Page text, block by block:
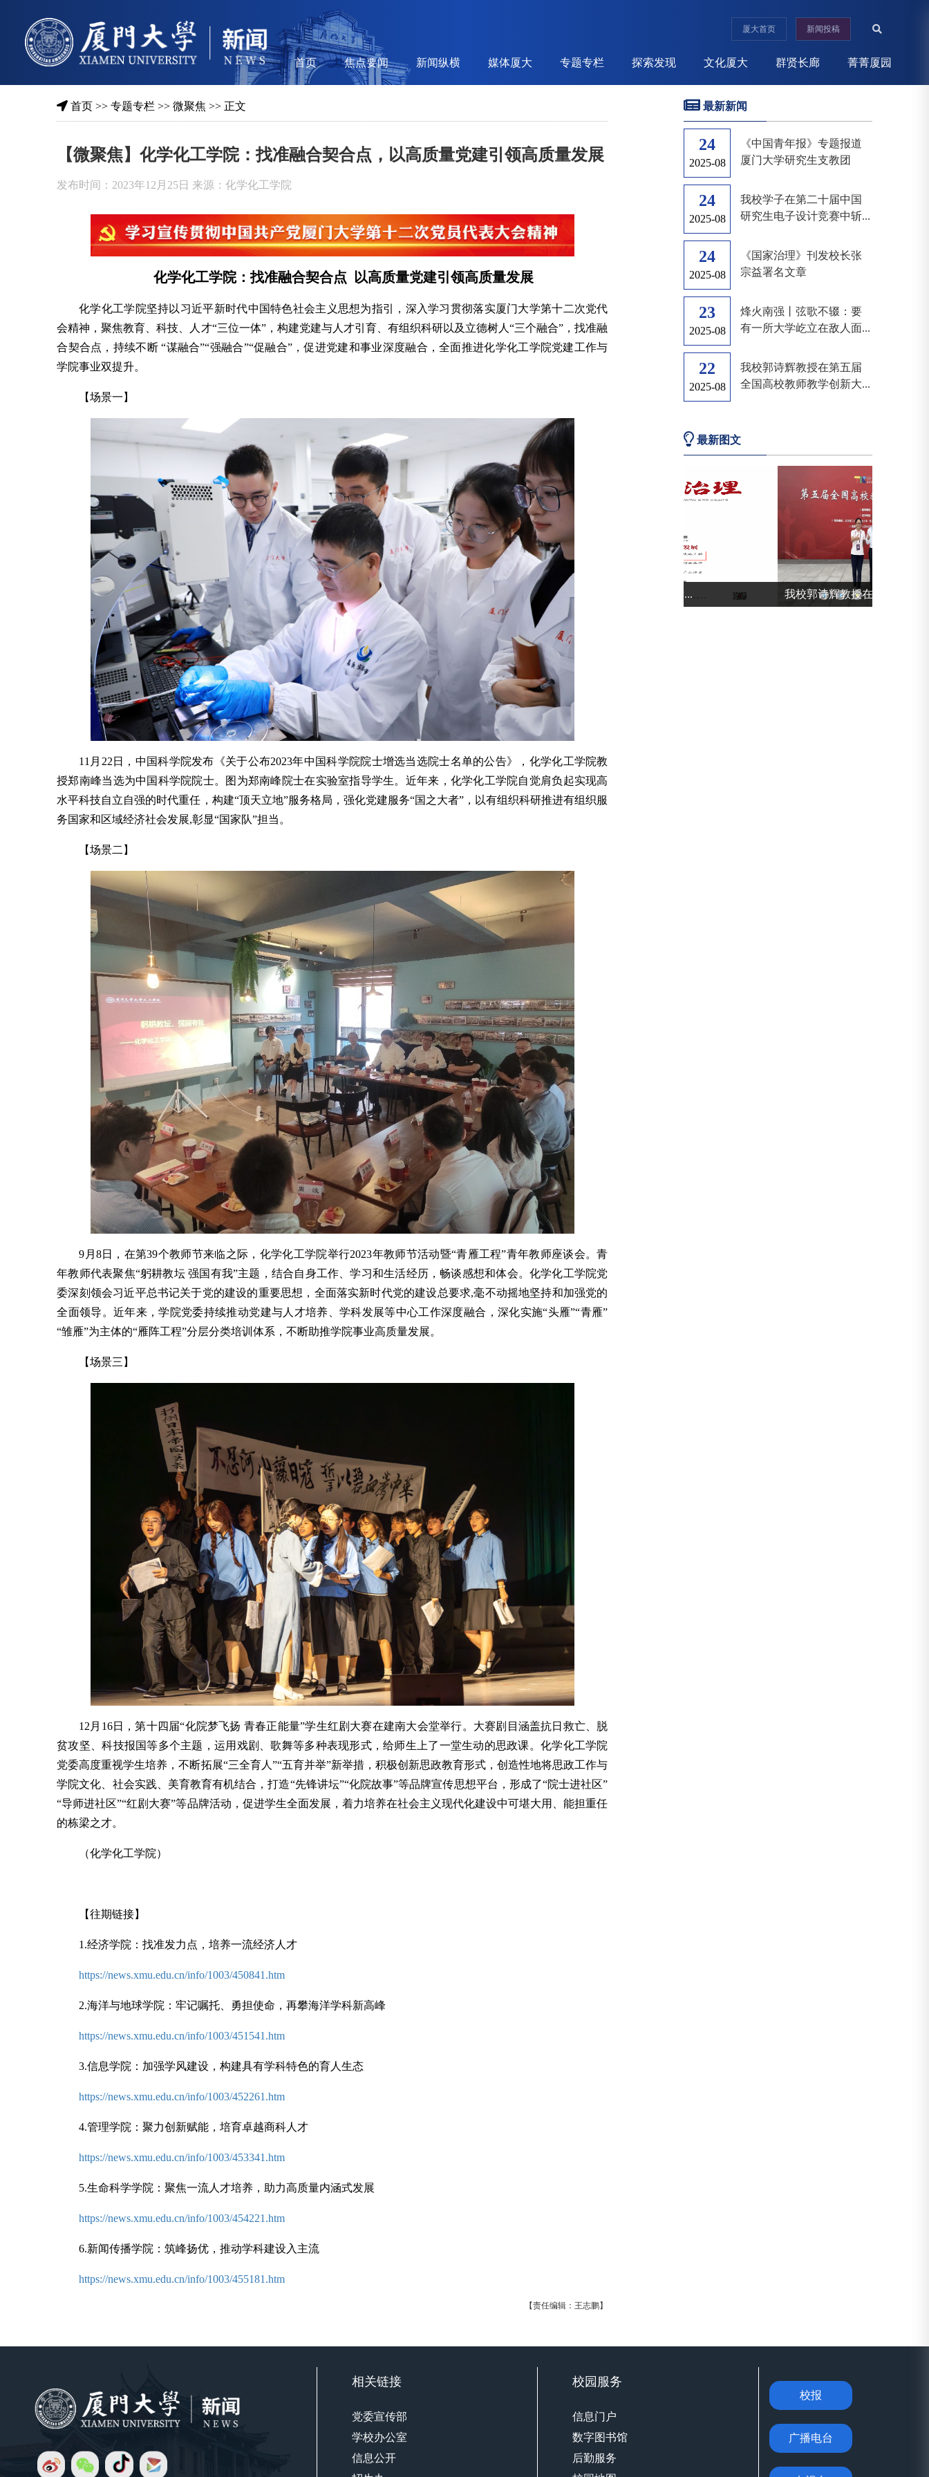
厦大首页 新闻投稿
首页 焦点要闻 新闻纵横 媒体厦大 专题专栏 探索发现 文化厦大 群贤长廊 菁菁厦园
首页 >>专题专栏 >>微聚焦 >> 正文
【微聚焦】化学化工学院：找准融合契合点，以高质量党建引领高质量发展
发布时间：2023年12月25日 来源：化学化工学院
化学化工学院： 找准融合契合点 以高质量党建引领高质量发展
化学化工学院坚持以习近平新时代中国特色社会主义思想为指引，深入学习贯彻落实厦门大学第十二次党代
会精神，聚焦教育、科技、人才“三位一体”，构建党建与人才引育、有组织科研以及立德树人“三个融合”，找准融
合契合点，持续不断 “谋融合”“强融合”“促融合”，促进党建和事业深度融合，全面推进化学化工学院党建工作与
学院事业双提升。
【场景一】
11月22日，中国科学院发布《关于公布2023年中国科学院院士增选当选院士名单的公告》，化学化工学院教
授郑南峰当选为中国科学院院士。图为郑南峰院士在实验室指导学生。近年来，化学化工学院自觉肩负起实现高
水平科技自立自强的时代重任，构建“顶天立地”服务格局，强化党建服务“国之大者”，以有组织科研推进有组织服
务国家和区域经济社会发展,彰显“国家队”担当。
【场景二】
9月8日，在第39个教师节来临之际，化学化工学院举行2023年教师节活动暨“青雁工程”青年教师座谈会。青
年教师代表聚焦“躬耕教坛 强国有我”主题，结合自身工作、学习和生活经历，畅谈感想和体会。化学化工学院党
委深刻领会习近平总书记关于党的建设的重要思想，全面落实新时代党的建设总要求,毫不动摇地坚持和加强党的
全面领导。近年来，学院党委持续推动党建与人才培养、学科发展等中心工作深度融合，深化实施“头雁”“青雁”
“雏雁”为主体的“雁阵工程”分层分类培训体系，不断助推学院事业高质量发展。
【场景三】
12月16日，第十四届“化院梦飞扬 青春正能量”学生红剧大赛在建南大会堂举行。大赛剧目涵盖抗日救亡、脱
贫攻坚、科技报国等多个主题，运用戏剧、歌舞等多种表现形式，给师生上了一堂生动的思政课。化学化工学院
党委高度重视学生培养，不断拓展“三全育人”“五育并举”新举措，积极创新思政教育形式，创造性地将思政工作与
学院文化、社会实践、美育教育有机结合，打造“先锋讲坛”“化院故事”等品牌宣传思想平台，形成了“院士进社区”
“导师进社区”“红剧大赛”等品牌活动，促进学生全面发展，着力培养在社会主义现代化建设中可堪大用、能担重任
的栋梁之才。
（化学化工学院）
【往期链接】
1.经济学院：找准发力点，培养一流经济人才
https://news.xmu.edu.cn/info/1003/450841.htm
2.海洋与地球学院：牢记嘱托、勇担使命，再攀海洋学科新高峰
https://news.xmu.edu.cn/info/1003/451541.htm
3.信息学院：加强学风建设，构建具有学科特色的育人生态
https://news.xmu.edu.cn/info/1003/452261.htm
4.管理学院：聚力创新赋能，培育卓越商科人才
https://news.xmu.edu.cn/info/1003/453341.htm
5.生命科学学院：聚焦一流人才培养，助力高质量内涵式发展
https://news.xmu.edu.cn/info/1003/454221.htm
6.新闻传播学院：筑峰扬优，推动学科建设入主流
https://news.xmu.edu.cn/info/1003/455181.htm
【责任编辑：王志鹏】
最新新闻
24
2025-08
《中国青年报》专题报道
厦门大学研究生支教团
24
2025-08
我校学子在第二十届中国
研究生电子设计竞赛中斩...
24
2025-08
《国家治理》刊发校长张
宗益署名文章
23
2025-08
烽火南强丨弦歌不辍：要
有一所大学屹立在敌人面...
22
2025-08
我校郭诗辉教授在第五届
全国高校教师教学创新大...
最新图文
《中国青年报》专... 《国家治理》刊发... 我校郭诗辉教授在...
相关链接
党委宣传部
学校办公室
信息公开
校园服务
信息门户
数字图书馆
后勤服务
校报
广播电台